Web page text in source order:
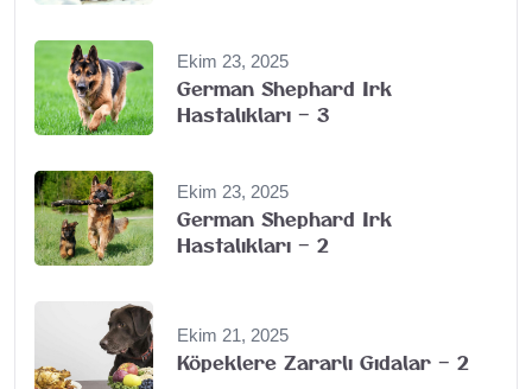
Ekim 23, 2025
German Shephard Irk
Hastalıkları – 3
Ekim 23, 2025
German Shephard Irk
Hastalıkları – 2
Ekim 21, 2025
Köpeklere Zararlı Gıdalar – 2